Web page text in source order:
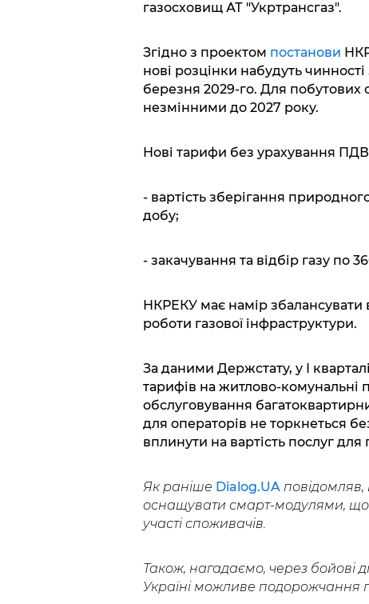
газосховищ АТ "Укртрансгаз".
Згідно з проектом постанови
нові розцінки набудуть
березня 2029-го. Для побутових
незмінними до 2027 року.
Нові тарифи без урахування
- вартість зберігання
добу;
- закачування та відбір газу по
НКРЕКУ має намір збалансувати
роботи газової інфраструктури.
За даними Держстату, у І
тарифів на житлово-комунальні
обслуговування
для операторів не торкнеться
вплинути на вартість послуг для
Як раніше Dialog.UA повідомляв,
оснащувати смарт-модулями,
участі споживачів.
Також, нагадаємо, через бойові
Україні можливе подорожчання